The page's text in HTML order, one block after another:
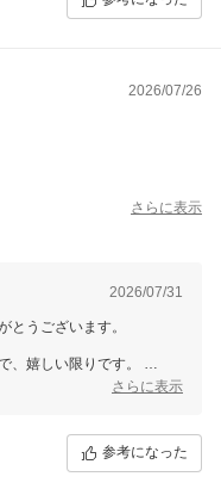
2026/07/26
さらに表示
2026/07/31
とうございます。
、嬉しい限りです。
よう努めてまいります。
さらに表示
参考になった